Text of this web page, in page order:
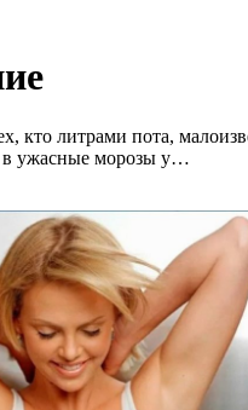
кто литрами пота,
в ужасные морозы у…